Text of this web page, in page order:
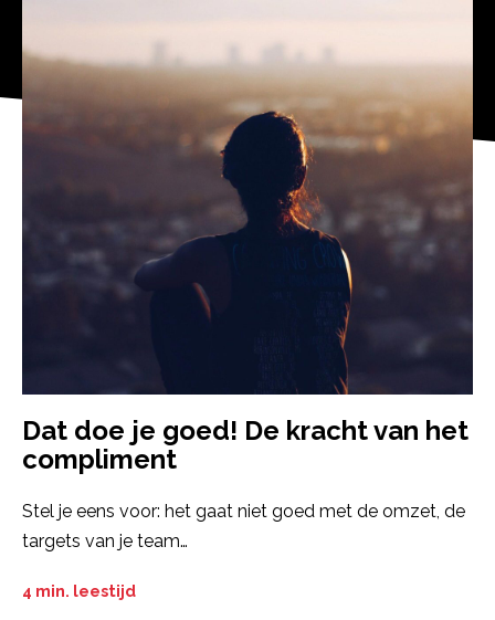
Vacatures
EN
NEEM CONTACT OP
Dat doe je goed! De kracht van het
compliment
Stel je eens voor: het gaat niet goed met de omzet, de
targets van je team…
4 min. leestijd